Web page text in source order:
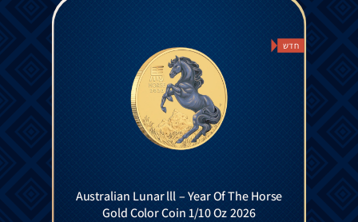
חדש
Australian Lunar lll – Year Of The Horse
Gold Color Coin 1/10 Oz 2026